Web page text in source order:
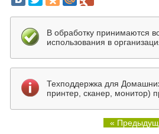
В обработку принимаются
использования в
Техподдержка для
принтер, сканер, монитор)
«